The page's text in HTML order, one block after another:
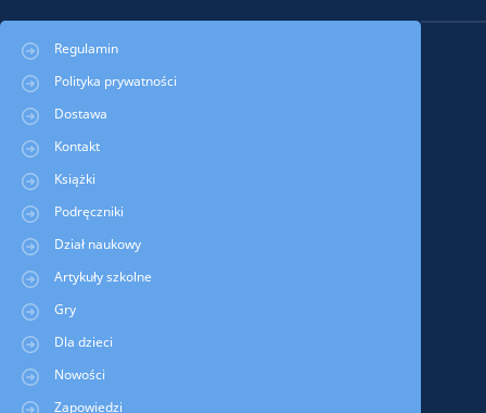
Regulamin
Polityka prywatności
Dostawa
Kontakt
Książki
Podręczniki
Dział naukowy
Artykuły szkolne
Gry
Dla dzieci
Nowości
Zapowiedzi